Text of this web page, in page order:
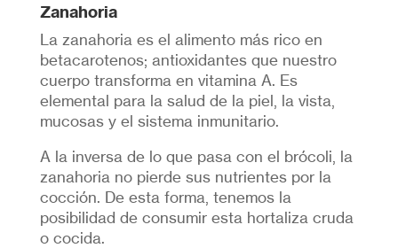
Zanahoria
La zanahoria es el alimento más rico en
betacarotenos; antioxidantes que nuestro
cuerpo transforma en vitamina A. Es
elemental para la salud de la piel, la vista,
mucosas y el sistema inmunitario.
A la inversa de lo que pasa con el brócoli, la
zanahoria no pierde sus nutrientes por la
cocción. De esta forma, tenemos la
posibilidad de consumir esta hortaliza cruda
o cocida.